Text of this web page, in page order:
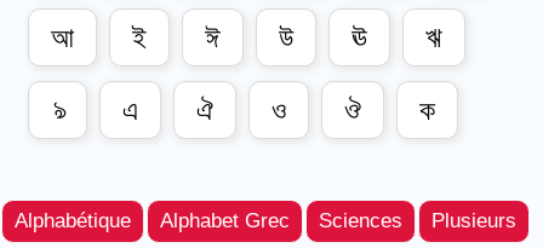
আ ই ঈ উ ঊ ঋ
ঌ এ ঐ ও ঔ ক
Alphabétique Alphabet Grec Sciences Plusieurs